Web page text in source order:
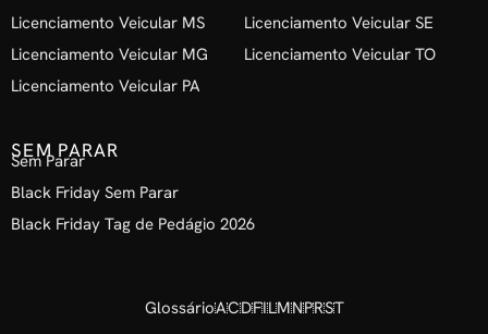
Licenciamento Veicular MS
Licenciamento Veicular MG
Licenciamento Veicular PA
Licenciamento Veicular SE
Licenciamento Veicular TO
SEM PARAR
Sem Parar
Black Friday Sem Parar
Black Friday Tag de Pedágio 2026
GlossárioACDFILMNPRST